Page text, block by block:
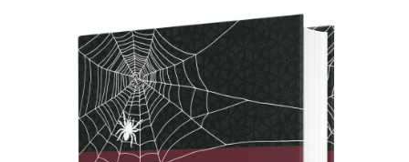
Akcije
O nas
Beletrinini projekti
Kontakt